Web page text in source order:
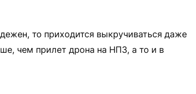
то приходится выкручиваться даже
чем прилет дрона на НПЗ, а то и в